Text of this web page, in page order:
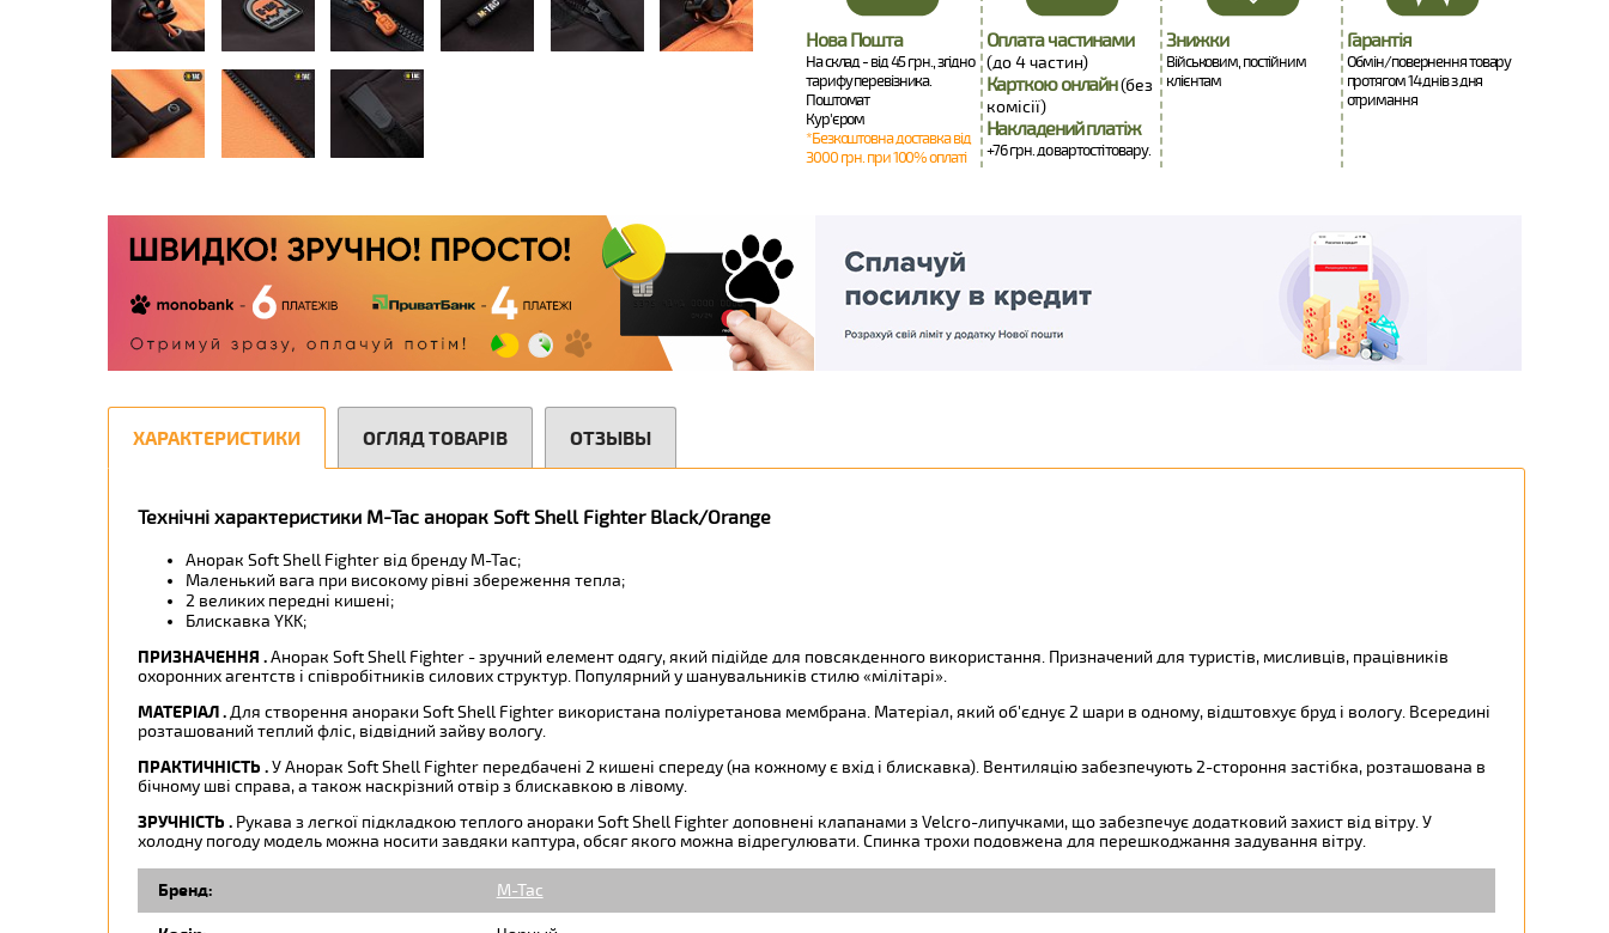
Нова Пошта
На склад - від 45 грн., згідно
тарифу перевізника.
Поштомат
Кур'єром
*Безкоштовна доставка від
3000 грн. при 100% оплаті
Оплата частинами
(до 4 частин)
Карткою онлайн(без
комісії)
Накладений платіж
+76 грн. до вартості товару.
Знижки
Військовим, постійним
клієнтам
Гарантія
Обмін/повернення товару
протягом 14 днів з дня
отримання
ХАРАКТЕРИСТИКИ
Технічні характеристики M-Tac анорак Soft Shell Fighter Black/Orange
Анорак Soft Shell Fighter від бренду M-Tac;
Маленький вага при високому рівні збереження тепла;
2 великих передні кишені;
Блискавка YKK;
ПРИЗНАЧЕННЯ .Анорак Soft Shell Fighter - зручний елемент одягу, який підійде для повсякденного використання. Призначений для туристів, мисливців, працівників
охоронних агентств і співробітників силових структур. Популярний у шанувальників стилю «мілітарі».
МАТЕРІАЛ.Для створення анораки Soft Shell Fighter використана поліуретанова мембрана. Матеріал, який об'єднує 2 шари в одному, відштовхує бруд і вологу. Всередині
розташований теплий фліс, відвідний зайву вологу.
ПРАКТИЧНІСТЬ .У Анорак Soft Shell Fighter передбачені 2 кишені спереду (на кожному є вхід і блискавка). Вентиляцію забезпечують 2-стороння застібка, розташована в
бічному шві справа, а також наскрізний отвір з блискавкою в лівому.
ЗРУЧНІСТЬ . Рукава з легкої підкладкою теплого анораки Soft Shell Fighter доповнені клапанами з Velcro-липучками, що забезпечує додатковий захист від вітру. У
холодну погоду модель можна носити завдяки каптура, обсяг якого можна відрегулювати. Спинка трохи подовжена для перешкоджання задування вітру.
Бренд: M-Tac
ОГЛЯД ТОВАРІВ ОТЗЫВЫ